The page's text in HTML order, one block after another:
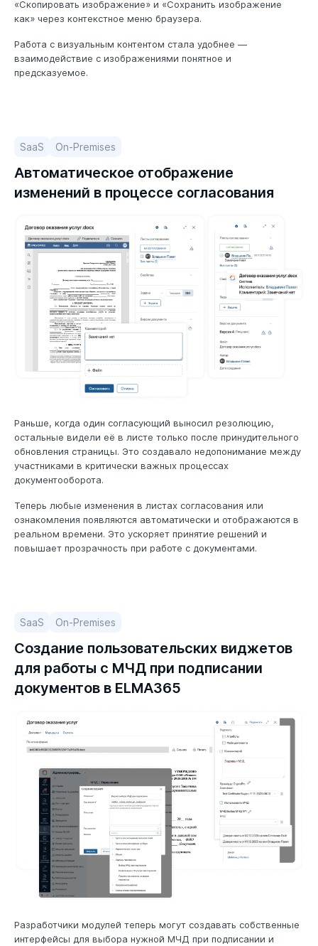
«Скопировать изображение» и «Сохранить изображение
как» через контекстное меню браузера.
Работа с визуальным контентом стала удобнее —
взаимодействие с изображениями понятное и
предсказуемое.
SaaS On-Premises
Автоматическое отображение
изменений в процессе согласования
Раньше, когда один согласующий выносил резолюцию,
остальные видели её в листе только после принудительного
обновления страницы. Это создавало недопонимание между
участниками в критически важных процессах
документооборота.
Теперь любые изменения в листах согласования или
ознакомления появляются автоматически и отображаются в
реальном времени. Это ускоряет принятие решений и
повышает прозрачность при работе с документами.
SaaS On-Premises
Создание пользовательских виджетов
для работы с МЧД при подписании
документов в ELMA365
Разработчики модулей теперь могут создавать собственные
интерфейсы для выбора нужной МЧД при подписании и